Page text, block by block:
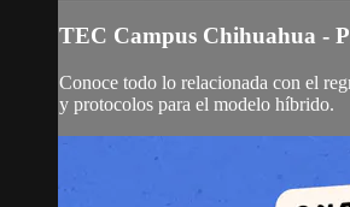
TEC Campus Chihuahua -
Conoce todo lo relacionada con el
y protocolos para el modelo híbrido.